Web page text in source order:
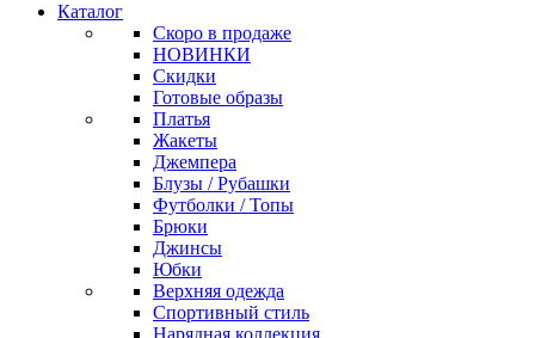
Каталог
Скоро в продаже
НОВИНКИ
Скидки
Готовые образы
Платья
Жакеты
Джемпера
Блузы / Рубашки
Футболки / Топы
Брюки
Джинсы
Юбки
Верхняя одежда
Спортивный стиль
Нарядная коллекция